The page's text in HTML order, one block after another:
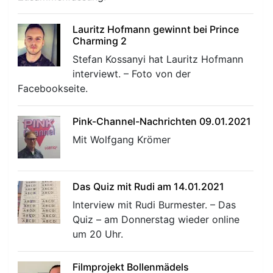
Lauritz Hofmann gewinnt bei Prince
Charming 2
Stefan Kossanyi hat Lauritz Hofmann
interviewt. – Foto von der
Facebookseite.
Pink-Channel-Nachrichten 09.01.2021
Mit Wolfgang Krömer
Das Quiz mit Rudi am 14.01.2021
Interview mit Rudi Burmester. – Das
Quiz – am Donnerstag wieder online
um 20 Uhr.
Filmprojekt Bollenmädels